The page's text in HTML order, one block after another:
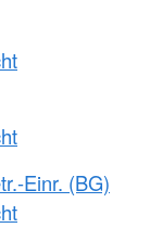
Einr. (BG)